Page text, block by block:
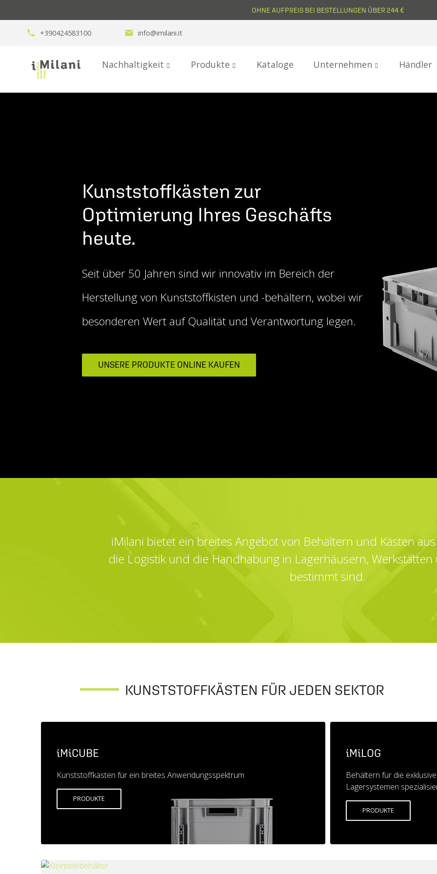
OHNE AUFPREIS BEI BESTELLUNGEN ÜBER 244 €
phone +390424583100 email info@imilani.it
Nachhaltigkeit Produkte Kataloge Unternehmen Händler
Kunststoffkästen zur
Optimierung Ihres Geschäfts
heute.
Seit über 50 Jahren sind wir innovativ im Bereich der
Herstellung von Kunststoffkisten und -behältern, wobei wir
besonderen Wert auf Qualität und Verantwortung legen.
UNSERE PRODUKTE ONLINE KAUFEN
iMilani bietet ein breites Angebot von Behältern und Kästen
die Logistik und die Handhabung in Lagerhäusern,
bestimmt sind.
KUNSTSTOFFKÄSTEN FÜR JEDEN SEKTOR
iMiCUBE
Kunststoffkästen für ein breites Anwendungsspektrum
PRODUKTE
iMiLOG
Behältern für die
Lagersystemen
PRODUKTE